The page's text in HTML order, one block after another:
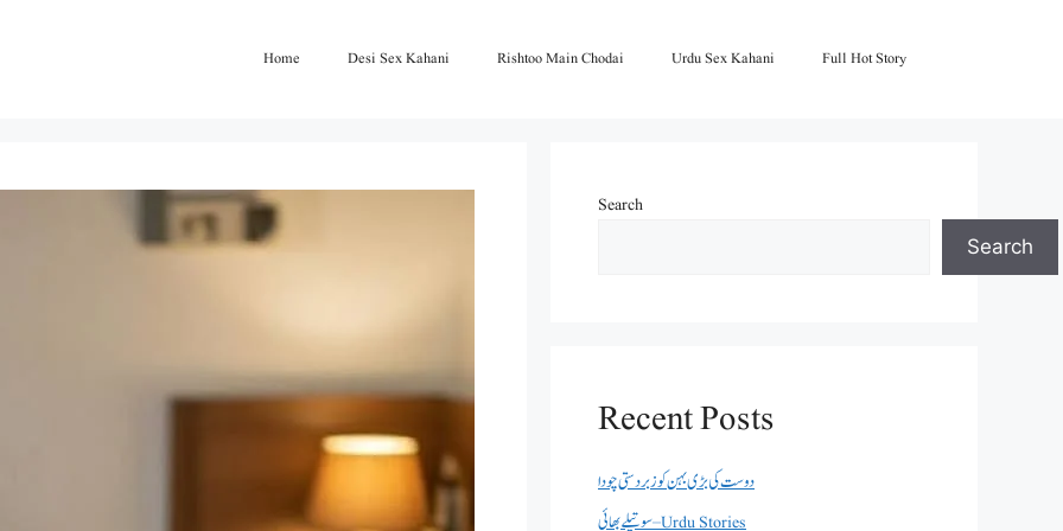
Home Desi Sex Kahani Rishtoo Main Chodai Urdu Sex Kahani Full Hot Story
Search
Search
Recent Posts
دوست کی بڑی بہن کو زبردستی چودا
سوتیلے بھائی – Urdu Stories